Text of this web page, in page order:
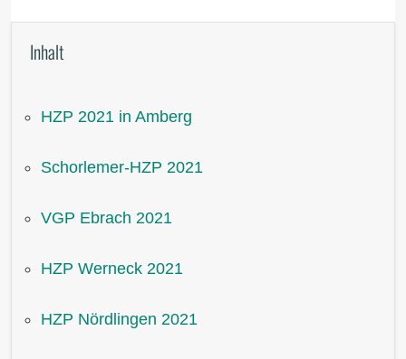
Inhalt
HZP 2021 in Amberg
Schorlemer-HZP 2021
VGP Ebrach 2021
HZP Werneck 2021
HZP Nördlingen 2021